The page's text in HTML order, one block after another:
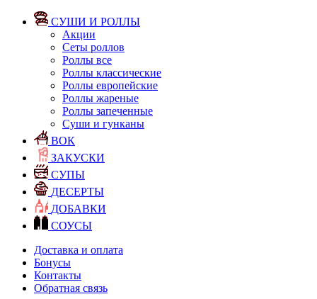
СУШИ И РОЛЛЫ
Акции
Сеты роллов
Роллы все
Роллы классические
Роллы европейские
Роллы жареные
Роллы запеченные
Суши и гунканы
ВОК
ЗАКУСКИ
СУПЫ
ДЕСЕРТЫ
ДОБАВКИ
СОУСЫ
Доставка и оплата
Бонусы
Контакты
Обратная связь